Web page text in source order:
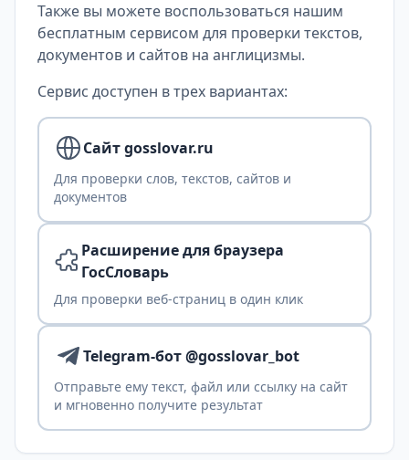
Также вы можете воспользоваться нашим
бесплатным сервисом для проверки текстов,
документов и сайтов на англицизмы.
Сервис доступен в трех вариантах:
Сайт gosslovar.ru
Для проверки слов, текстов, сайтов и
документов
Расширение для браузера
ГосСловарь
Для проверки веб-страниц в один клик
Telegram-бот @gosslovar_bot
Отправьте ему текст, файл или ссылку на сайт
и мгновенно получите результат